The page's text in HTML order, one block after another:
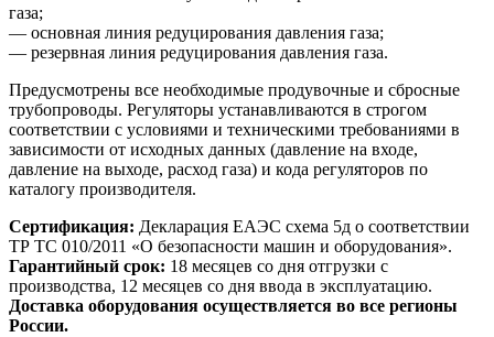
газа;
— основная линия редуцирования давления газа;
— резервная линия редуцирования давления газа.
Предусмотрены все необходимые продувочные и сбросные
трубопроводы. Регуляторы устанавливаются в строгом
соответствии с условиями и техническими требованиями в
зависимости от исходных данных (давление на входе,
давление на выходе, расход газа) и кода регуляторов по
каталогу производителя.
Сертификация: Декларация ЕАЭС схема 5д о соответствии
ТР ТС 010/2011 «О безопасности машин и оборудования».
Гарантийный срок: 18 месяцев со дня отгрузки с
производства, 12 месяцев со дня ввода в эксплуатацию.
Доставка оборудования осуществляется во все регионы
России.